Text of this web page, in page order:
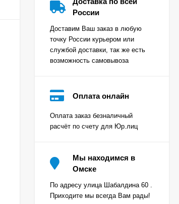
России
Доставим Ваш заказ в любую
точку России курьером или
службой доставки, так же есть
возможность самовывоза
Оплата онлайн
Оплата заказ безналичный
расчёт по счету для Юр.лиц
Мы находимся в
Омске
По адресу улица Шабалдина 60 .
Приходите мы всегда Вам рады!